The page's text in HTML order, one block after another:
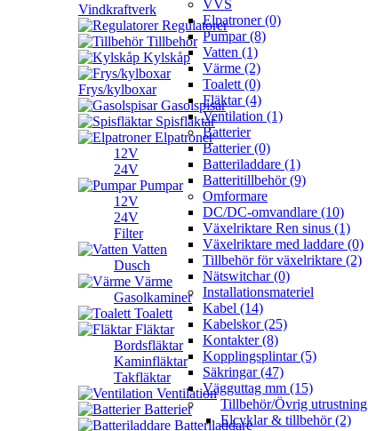
Vindkraftverk
Regulatorer
Tillbehör
Kylskåp
Frys/kylboxar
Gasolspisar
Spisfläktar
Elpatroner
12V
24V
Pumpar
12V
24V
Filter
Vatten
Dusch
Värme
Gasolkaminer
Toalett
Fläktar
Bordsfläktar
Kaminfläktar
Takfläktar
Ventilation
Batterier
Batteriladdare
VVS
Elpatroner (0)
Pumpar (8)
Vatten (1)
Värme (2)
Toalett (0)
Fläktar (4)
Ventilation (1)
Batterier
Batterier (0)
Batteriladdare (1)
Batteritillbehör (9)
Omformare
DC/DC-omvandlare (10)
Växelriktare Ren sinus (1)
Växelriktare med laddare (0)
Tillbehör för växelriktare (2)
Nätswitchar (0)
Installationsmateriel
Kabel (14)
Kabelskor (25)
Kontakter (8)
Kopplingsplintar (5)
Säkringar (47)
Vägguttag mm (15)
Tillbehör/Övrig utrustning
Elcyklar & tillbehör (2)